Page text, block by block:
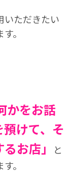
いただきたい
。
かをお話
けて、そ
お店」
と
。